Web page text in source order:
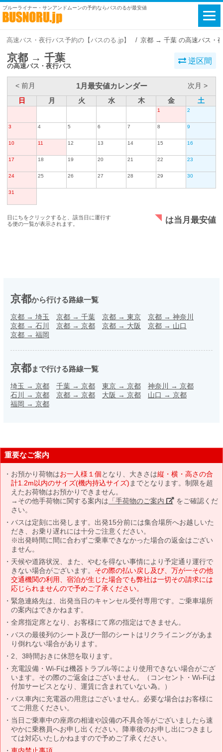
ブルーライナー・サンアンドムーンの予約ならバスのるが最安値
高速バス・夜行バス予約の【バスのる.jp】 京都 → 千葉 の高速バス・
京都 → 千葉
の高速バス・夜行バス
逆区間
< 前月 1月最安値カレンダー
次月 >
日
月 火 水 木 金 土
1 2
3 4 5 6 7 8 9
10 11 12 13 14 15 16
17 18 19 20 21 22 23
24 25 26 27 28 29 30
31
日にちをクリックすると、該当日に運行す
る便の一覧が表示されます。
は当月最安値
京都から行ける路線一覧
京都 → 埼玉 京都 → 千葉 京都 → 東京 京都 → 神奈川
京都 → 石川 京都 → 京都 京都 → 大阪 京都 → 山口
京都 → 福岡
京都まで行ける路線一覧
埼玉 → 京都 千葉 → 京都 東京 → 京都 神奈川 → 京都
石川 → 京都 京都 → 京都 大阪 → 京都 山口 → 京都
福岡 → 京都
重要なご案内
お預かり荷物はお一人様１個となり、大きさは縦・横・高さの合
計1.2m以内のサイズ(機内持込サイズ) までとなります。制限を超
えたお荷物はお預かりできません。
→その他手荷物に関する案内は 「手荷物のご案内」 をご確認くだ
さい。
バスは定刻に出発します。出発15分前には集合場所へお越しいた
だき、お乗り遅れには十分ご注意ください。
※出発時間に間に合わずご乗車できなかった場合の返金はござい
ません。
天候や道路状況、また、やむを得ない事情により予定通り運行で
きない場合がございます。 その際の払い戻し及び、万が一その他
交通機関の利用、宿泊が生じた場合でも弊社は一切その請求には
応じられませんので予めご了承ください。
緊急連絡先は、出発当日のキャンセル受付専用です。ご乗車場所
の案内はできかねます。
全席指定席となり、お客様にて席の指定はできません。
バスの最後列のシート及び一部のシートはリクライニングがあま
り倒れない場合があります。
2、3時間おきに休憩を取ります。
充電設備・Wi-Fiは機器トラブル等により使用できない場合がござ
います。その際のご返金はございません。（コンセント・Wi-Fiは
付加サービスとなり、運賃に含まれていない為。）
バス車内に充電器の用意はございません。必要な場合はお客様に
てご用意ください。
当日ご乗車中の座席の相違や設備の不具合等がございましたら速
やかに乗務員へお申し出ください。降車後のお申し出につきまし
ては対応いたしかねますので予めご了承ください。
車内禁止事項